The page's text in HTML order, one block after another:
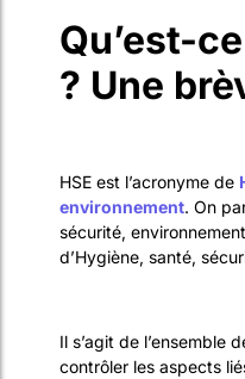
Qu’est-
? Une
HSE est l’acronyme de
environnement. On
sécurité,
d’Hygiène, santé,
Il s’agit de l’ensemble
contrôler les aspects